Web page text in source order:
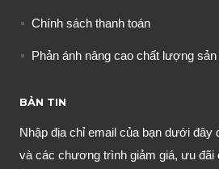
Chính sách thanh toán
Phản ánh nâng cao chất lượng
BẢN TIN
Nhập địa chỉ email của bạn dưới đây
và các chương trình giảm giá, ưu đãi